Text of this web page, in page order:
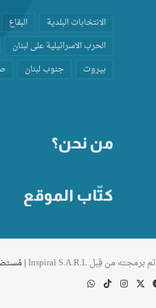
الانتخابات البلدية البقاع
الحرب الاسرائيلية على لبنان
بيروت
جنوب لبنان
من نحن؟
كتّاب الموقع
تم برمجته من قِبل Inspiral S.A.R.L |
فيسبوك انستقرام‫TikTokواتساب